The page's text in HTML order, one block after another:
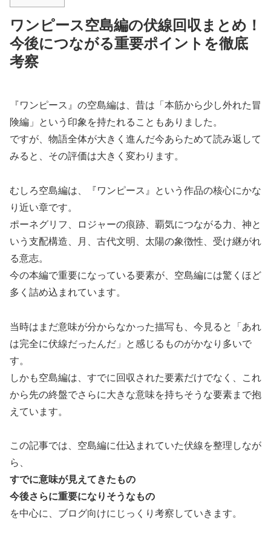
ワンピース空島編の伏線回収まとめ！
今後につながる重要ポイントを徹底
考察
『ワンピース』の空島編は、昔は「本筋から少し外れた冒
険編」という印象を持たれることもありました。
ですが、物語全体が大きく進んだ今あらためて読み返して
みると、その評価は大きく変わります。
むしろ空島編は、『ワンピース』という作品の核心にかな
り近い章です。
ポーネグリフ、ロジャーの痕跡、覇気につながる力、神と
いう支配構造、月、古代文明、太陽の象徴性、受け継がれ
る意志。
今の本編で重要になっている要素が、空島編には驚くほど
多く詰め込まれています。
当時はまだ意味が分からなかった描写も、今見ると「あれ
は完全に伏線だったんだ」と感じるものがかなり多いで
す。
しかも空島編は、すでに回収された要素だけでなく、これ
から先の終盤でさらに大きな意味を持ちそうな要素まで抱
えています。
この記事では、空島編に仕込まれていた伏線を整理しなが
ら、
すでに意味が見えてきたもの
今後さらに重要になりそうなもの
を中心に、ブログ向けにじっくり考察していきます。